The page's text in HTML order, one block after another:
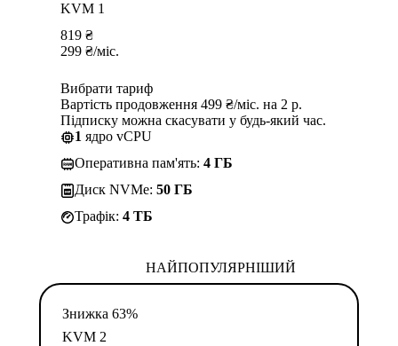
KVM 1
819 ₴
299 ₴/міс.
Вибрати тариф
Вартість продовження 499 ₴/міс. на 2 р.
Підписку можна скасувати у будь-який час.
1 ядро vCPU
Оперативна пам'ять: 4 ГБ
Диск NVMe: 50 ГБ
Трафік: 4 TБ
НАЙПОПУЛЯРНІШИЙ
Знижка 63%
KVM 2